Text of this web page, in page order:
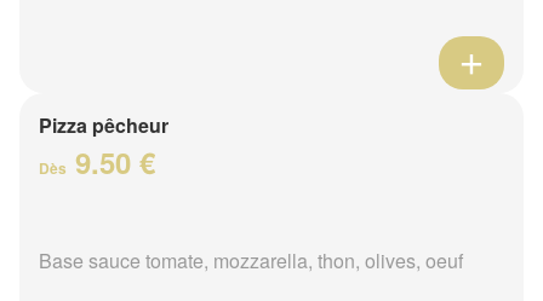
Pizza pêcheur
Dès 9.50 €
Base sauce tomate, mozzarella, thon, olives, oeuf